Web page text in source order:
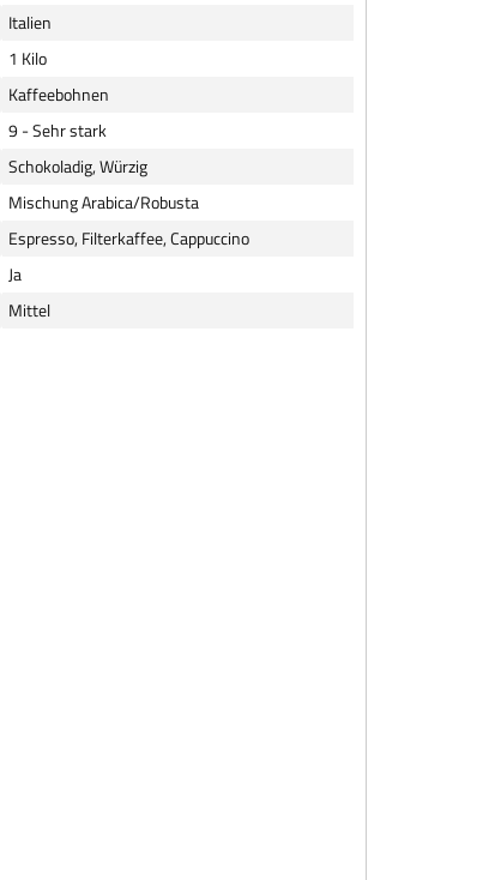
Italien
1 Kilo
Kaffeebohnen
9 - Sehr stark
Schokoladig, Würzig
Mischung Arabica/Robusta
Espresso, Filterkaffee, Cappuccino
Ja
Mittel